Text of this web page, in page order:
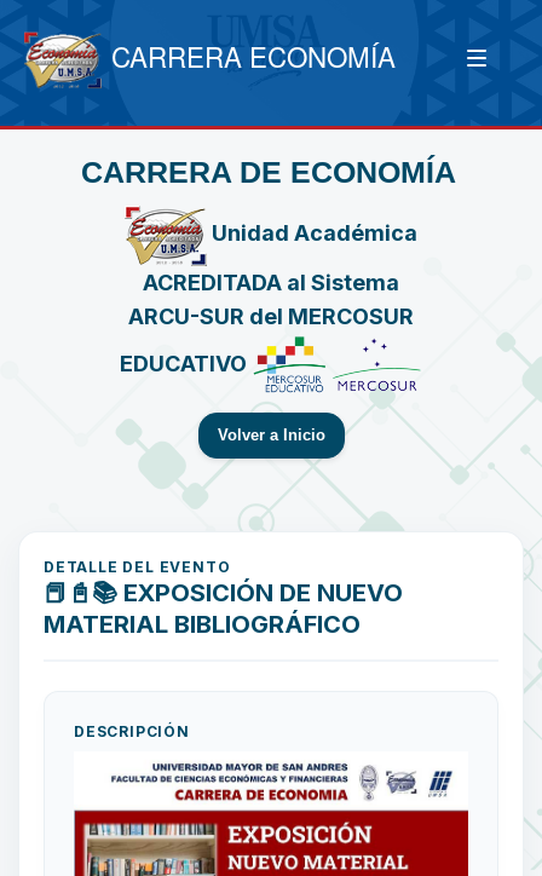
CARRERA ECONOMÍA
CARRERA DE ECONOMÍA
Unidad Académica
ACREDITADA al Sistema
ARCU-SUR del MERCOSUR
EDUCATIVO
Volver a Inicio
DETALLE DEL EVENTO
📕📓📚 EXPOSICIÓN DE NUEVO
MATERIAL BIBLIOGRÁFICO
DESCRIPCIÓN